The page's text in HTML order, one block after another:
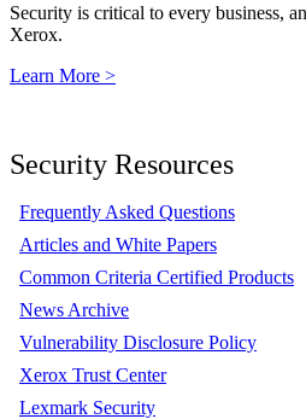
Security is critical to every business,
Xerox.
Learn More >
Security Resources
Frequently Asked Questions
Articles and White Papers
Common Criteria Certified Products
News Archive
Vulnerability Disclosure Policy
Xerox Trust Center
Lexmark Security